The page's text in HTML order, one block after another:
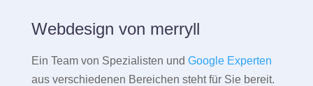
Webdesign von merryll
Ein Team von Spezialisten und Google Experten
aus verschiedenen Bereichen steht für Sie bereit.